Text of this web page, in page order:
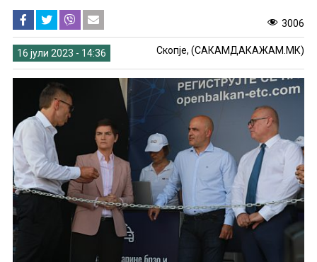
3006
16 јули 2023 - 14:36 Скопје, (САКАМДАКАЖАМ.МК)